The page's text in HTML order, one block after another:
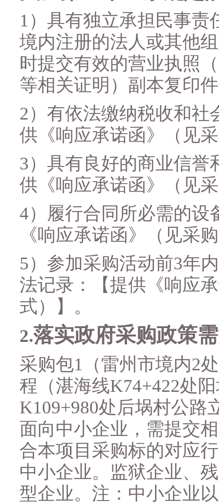
1 ）具有独立承担民事责
境内注册的法人或其他
时提交有效的营业执照
等相关证明）副本复印件
2）有依法缴纳税收和
供《响应承诺函》（见
3）具有良好的商业信
供《响应承诺函》（见
4）履行合同所必需的设
《响应承诺函》（见采
5）参加采购活动前3年
法记录：
【提供《响应
式）】 。
2.落实政府采购政策
采购包1 （雷州市境内2
程（湛海线K74+422处
K109+980处后埚村公路
面向中小企业，需提交
合本项目采购标的对应
中小企业。监狱企业、
型企业。注：中小企业